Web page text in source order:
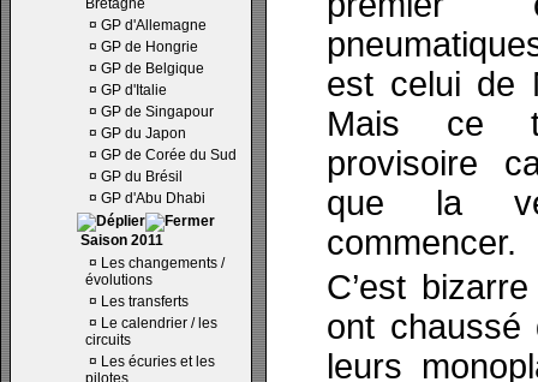
Bretagne
¤ GP d'Allemagne
¤ GP de Hongrie
¤ GP de Belgique
¤ GP d'Italie
¤ GP de Singapour
¤ GP du Japon
¤ GP de Corée du Sud
¤ GP du Brésil
¤ GP d'Abu Dhabi
Saison 2011
¤ Les changements /
évolutions
¤ Les transferts
¤ Le calendrier / les
circuits
¤ Les écuries et les
pilotes
est celui de
Mais ce
provisoire
que la
commencer.
C’est
ont
leurs